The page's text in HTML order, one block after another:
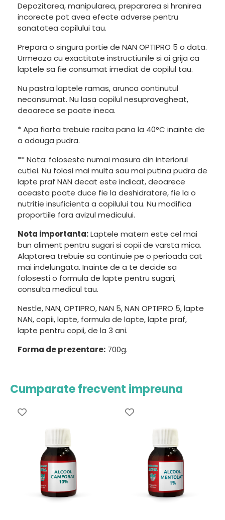
Depozitarea, manipularea, prepararea si hranirea
incorecte pot avea efecte adverse pentru
sanatatea copilului tau.
Prepara o singura portie de NAN OPTIPRO 5 o data.
Urmeaza cu exactitate instructiunile si ai grija ca
laptele sa fie consumat imediat de copilul tau.
Nu pastra laptele ramas, arunca continutul
neconsumat. Nu lasa copilul nesupravegheat,
deoarece se poate ineca.
* Apa fiarta trebuie racita pana la 40°C inainte de
a adauga pudra.
** Nota: foloseste numai masura din interiorul
cutiei. Nu folosi mai multa sau mai putina pudra de
lapte praf NAN decat este indicat, deoarece
aceasta poate duce fie la deshidratare, fie la o
nutritie insuficienta a copilului tau. Nu modifica
proportiile fara avizul medicului.
Nota importanta:Laptele matern este cel mai
bun aliment pentru sugari si copii de varsta mica.
Alaptarea trebuie sa continuie pe o perioada cat
mai indelungata. Inainte de a te decide sa
folosesti o formula de lapte pentru sugari,
consulta medicul tau.
Nestle, NAN, OPTIPRO, NAN 5, NAN OPTIPRO 5, lapte
NAN, copii, lapte, formula de lapte, lapte praf,
lapte pentru copii, de la 3 ani.
Forma de prezentare: 700g.
Cumparate frecvent impreuna